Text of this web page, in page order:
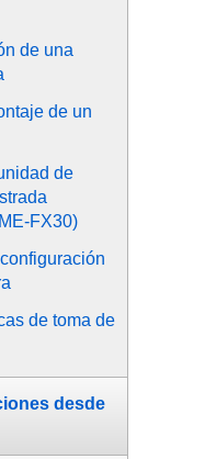
de una
de un
de
FX30)
de toma de
desde